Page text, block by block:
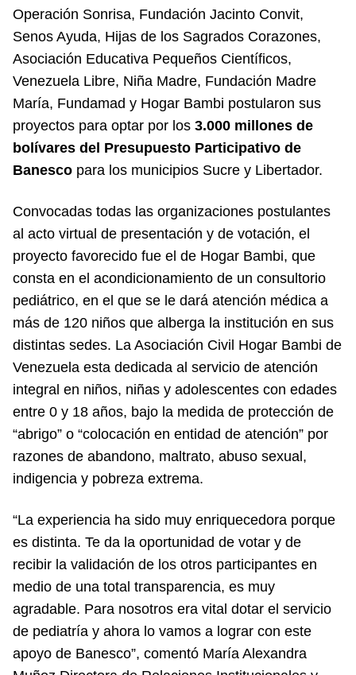
Operación Sonrisa, Fundación Jacinto Convit,
Senos Ayuda, Hijas de los Sagrados Corazones,
Asociación Educativa Pequeños Científicos,
Venezuela Libre, Niña Madre, Fundación Madre
María, Fundamad y Hogar Bambi postularon sus
proyectos para optar por los 3.000 millones de
bolívares del Presupuesto Participativo de
Banesco para los municipios Sucre y Libertador.
Convocadas todas las organizaciones postulantes
al acto virtual de presentación y de votación, el
proyecto favorecido fue el de Hogar Bambi, que
consta en el acondicionamiento de un consultorio
pediátrico, en el que se le dará atención médica a
más de 120 niños que alberga la institución en sus
distintas sedes. La Asociación Civil Hogar Bambi de
Venezuela esta dedicada al servicio de atención
integral en niños, niñas y adolescentes con edades
entre 0 y 18 años, bajo la medida de protección de
“abrigo” o “colocación en entidad de atención” por
razones de abandono, maltrato, abuso sexual,
indigencia y pobreza extrema.
“La experiencia ha sido muy enriquecedora porque
es distinta. Te da la oportunidad de votar y de
recibir la validación de los otros participantes en
medio de una total transparencia, es muy
agradable. Para nosotros era vital dotar el servicio
de pediatría y ahora lo vamos a lograr con este
apoyo de Banesco”, comentó María Alexandra